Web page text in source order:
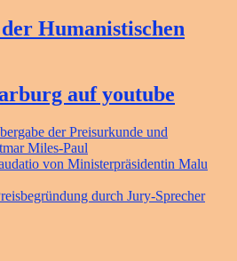
Humanistischen
auf youtube
der Preisurkunde und
Miles-Paul
von Ministerpräsidentin Malu
durch Jury-Sprecher